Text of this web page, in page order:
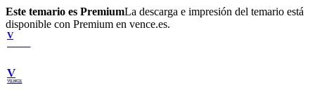
Este temario es PremiumLa descarga e impresión del temario está
disponible con Premium en vence.es.
V
V
VENCE